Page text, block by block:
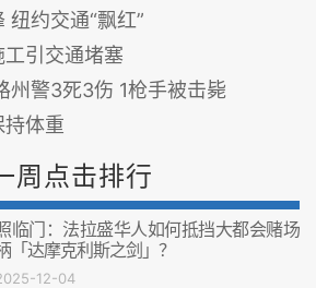
纽约交通“飘红”
引交通堵塞
州警3死3伤 1枪手被击毙
持体重
周点击排行
临门：法拉盛华人如何抵挡大都会赌场
「达摩克利斯之剑」？
12-04